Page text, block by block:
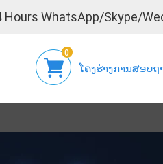
Hours WhatsApp/Skype/
ໂຄງຮ່າງການສອບຖ
0